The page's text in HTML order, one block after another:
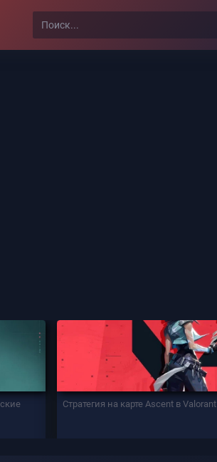
Стратегия на карте Ascent в Valorant